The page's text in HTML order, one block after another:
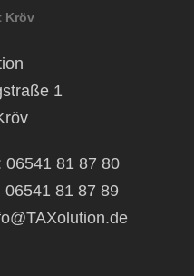
Kröv
1
06541 81 87 80
06541 81 87 89